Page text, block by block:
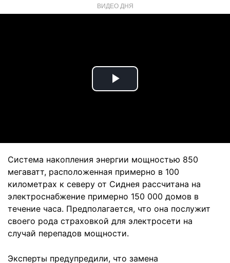
ВИДЕО ДНЯ
Play
Система накопления энергии мощностью 850
мегаватт, расположенная примерно в 100
километрах к северу от Сиднея рассчитана на
электроснабжение примерно 150 000 домов в
течение часа. Предполагается, что она послужит
своего рода страховкой для электросети на
случай перепадов мощности.
Эксперты предупредили, что замена